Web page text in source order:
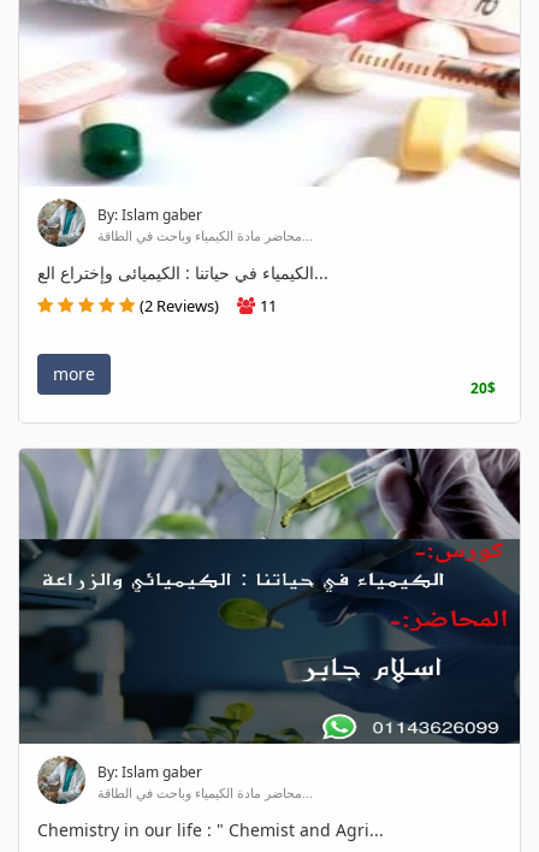
By: Islam gaber
محاضر مادة الكيمياء وباحث في الطاقة...
الكيمياء في حياتنا : الكيميائى وإختراع الع...
(2 Reviews) 11
more
20$
By: Islam gaber
محاضر مادة الكيمياء وباحث في الطاقة...
Chemistry in our life : " Chemist and Agri...